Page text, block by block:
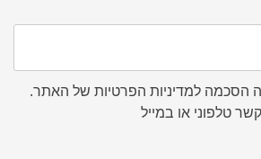
הסכמה למדיניות הפרטיות של האתר.
טלפוני או במייל